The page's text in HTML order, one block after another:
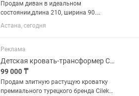
Продам диван в идеальном
состоянии,длина 210, ширина 90.
ТОЛЬКО САМОВЫВОЗ, цена 130
тысяч,торг уместен. Продаю в связи с
Астана, сегодня
Реклама
Детская кровать-трансформер Cilek Baby Cotton ST
99 000 ₸
Продам элитную растущую кроватку
премиального турецкого бренда Cilek